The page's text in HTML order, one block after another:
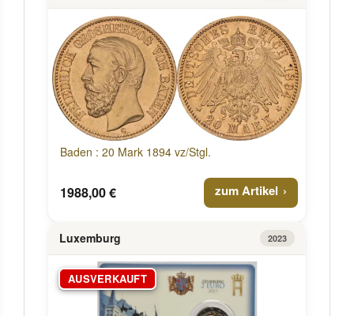
Baden : 20 Mark 1894 vz/Stgl.
1988,00 € zum Artikel
Luxemburg 2023
AUSVERKAUFT